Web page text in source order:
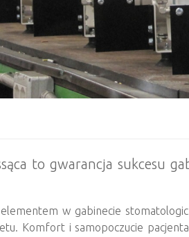
to gwarancja sukcesu
w gabinecie
Komfort i samopoczucie